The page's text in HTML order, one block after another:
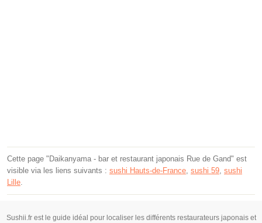
Cette page "Daikanyama - bar et restaurant japonais Rue de Gand" est
visible via les liens suivants : sushi Hauts-de-France sushi 59 sushi
Lille
Sushii.fr est le guide idéal pour localiser les différents restaurateurs japonais et